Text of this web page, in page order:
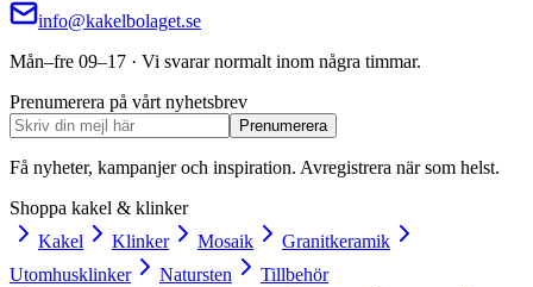
info@kakelbolaget.se
Mån–fre 09–17 · Vi svarar normalt inom några timmar.
Prenumerera på vårt nyhetsbrev
Prenumerera
Få nyheter, kampanjer och inspiration. Avregistrera när som helst.
Shoppa kakel & klinker
Kakel
Klinker Mosaik
Granitkeramik
Utomhusklinker
Natursten
Tillbehör